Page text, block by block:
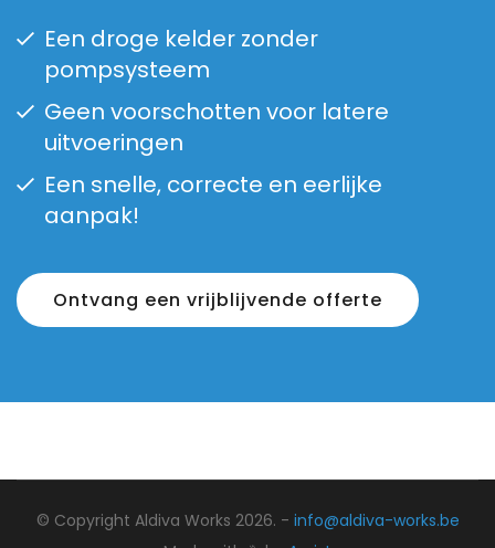
Een droge kelder zonder
pompsysteem
Geen voorschotten voor latere
uitvoeringen
Een snelle, correcte en eerlijke
aanpak!
Ontvang een vrijblijvende offerte
© Copyright Aldiva Works 2026. - info@aldiva-works.be